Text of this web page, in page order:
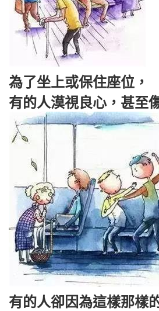
為了坐上或保住座位，
有的人漠視良心，甚至
有的人卻因為這樣那樣